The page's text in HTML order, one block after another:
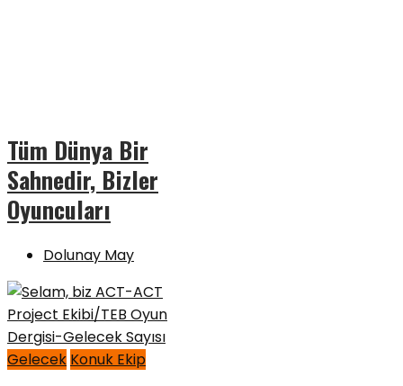
Tüm Dünya Bir
Sahnedir, Bizler
Oyuncuları
Dolunay May
Gelecek Konuk Ekip